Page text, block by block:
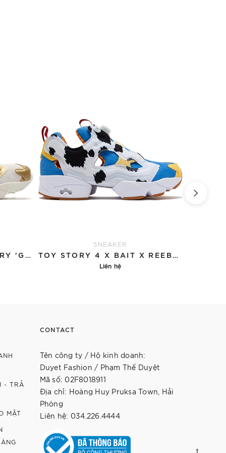
SNEAKER
Liên hệ
- TRẢ
MẬT
CONTACT
Tên công ty / Hộ kinh doanh:
Duyet Fashion / Phạm Thế Duyệt
Mã số: 02F8018911
Địa chỉ: Hoàng Huy Pruksa Town, Hải
Phòng
Liên hệ: 034.226.4444